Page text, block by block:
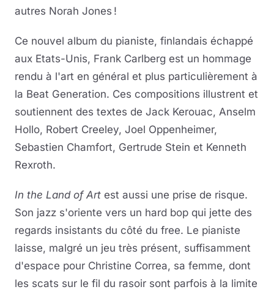
autres Norah Jones !
Ce nouvel album du pianiste, finlandais échappé
aux Etats-Unis, Frank Carlberg est un hommage
rendu à l'art en général et plus particulièrement à
la Beat Generation. Ces compositions illustrent et
soutiennent des textes de Jack Kerouac, Anselm
Hollo, Robert Creeley, Joel Oppenheimer,
Sebastien Chamfort, Gertrude Stein et Kenneth
Rexroth.
In the Land of Art est aussi une prise de risque.
Son jazz s'oriente vers un hard bop qui jette des
regards insistants du côté du free. Le pianiste
laisse, malgré un jeu très présent, suffisamment
d'espace pour Christine Correa, sa femme, dont
les scats sur le fil du rasoir sont parfois à la limite